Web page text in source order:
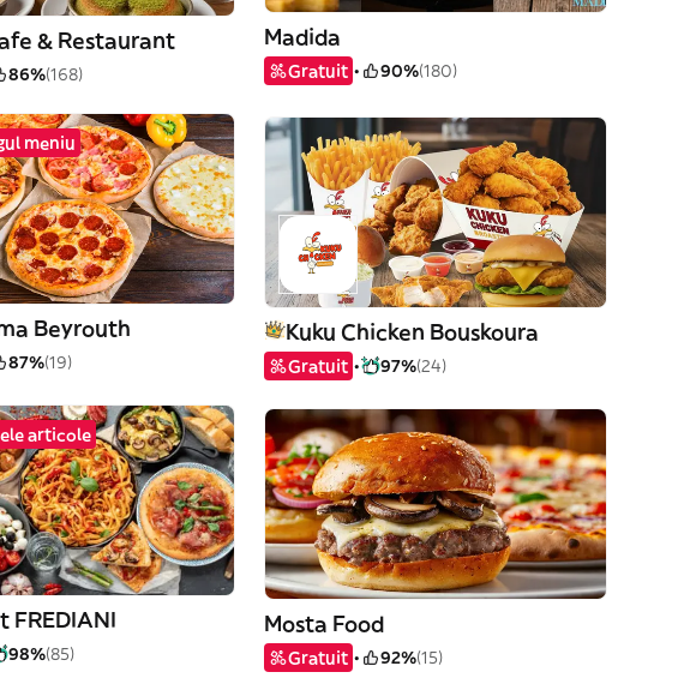
& Restaurant
86%(168)
Madida
Gratuit 90%(180)
meniu
Beyrouth
87%(19)
Kuku Chicken Bouskoura
Gratuit 97%(24)
articole
FREDIANI
98%(85)
Mosta Food
Gratuit 92%(15)